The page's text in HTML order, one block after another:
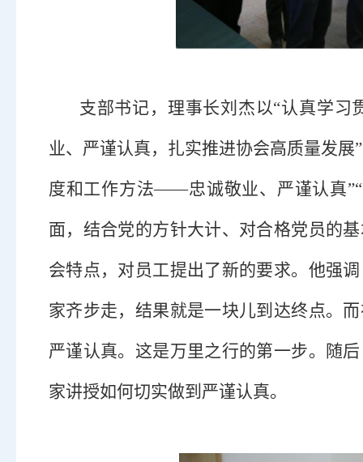
支部书记，理事长刘杰以“认真学习
业、严谨认真，扎实推进协会高质量发
度和工作方法——忠诚敬业、严谨认真
面，结合党的方针大计、对合格党员的
会特点，对员工提出了新的要求。他强
家齐步走，结果就是一块儿到达终点。
严谨认真。这是万里之行的第一步。随
家讲授如何切实做到严谨认真。